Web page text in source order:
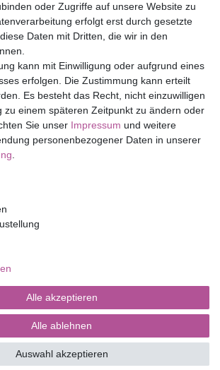
oder Zugriffe auf unsere Website zu
erfolgt erst durch gesetzte
Daten mit Dritten, die wir in den
kann mit Einwilligung oder aufgrund eines
erfolgen. Die Zustimmung kann erteilt
Es besteht das Recht, nicht einzuwilligen
zu einem späteren Zeitpunkt zu ändern oder
Sie unser Impressum und weitere
personenbezogener Daten in unserer
Alle akzeptieren
Alle ablehnen
Auswahl akzeptieren